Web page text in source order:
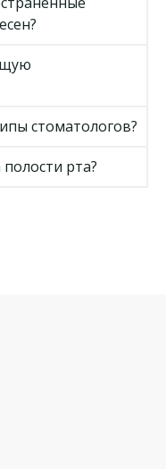
стоматологов?
рта?